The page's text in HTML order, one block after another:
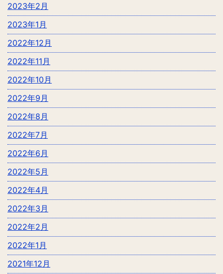
2023年2月
2023年1月
2022年12月
2022年11月
2022年10月
2022年9月
2022年8月
2022年7月
2022年6月
2022年5月
2022年4月
2022年3月
2022年2月
2022年1月
2021年12月